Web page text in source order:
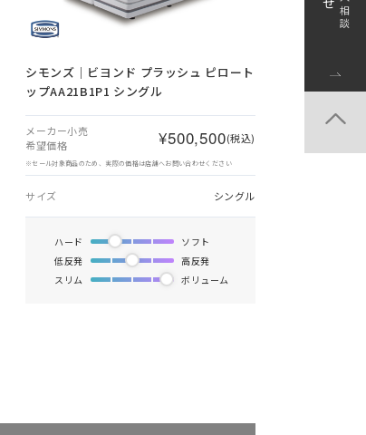
シモンズ｜ビヨンド プラッシュ ピロート
ップAA21B1P1 シングル
メーカー小売
希望価格
¥500,500(税込)
※セール対象商品のため、実際の価格は店舗へお問い合わせください
サイズ シングル
ハード
ソフト
低反発
高反発
スリム
ボリューム